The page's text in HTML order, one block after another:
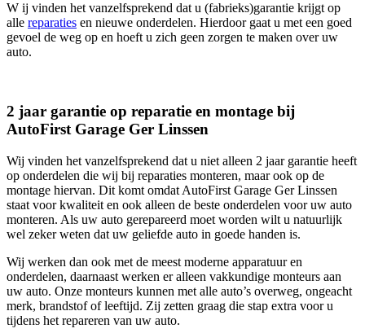
W ij vinden het vanzelfsprekend dat u (fabrieks)garantie krijgt op
alle reparaties en nieuwe onderdelen. Hierdoor gaat u met een goed
gevoel de weg op en hoeft u zich geen zorgen te maken over uw
auto.
2 jaar garantie op reparatie en montage bij
AutoFirst Garage Ger Linssen
Wij vinden het vanzelfsprekend dat u niet alleen 2 jaar garantie heeft
op onderdelen die wij bij reparaties monteren, maar ook op de
montage hiervan. Dit komt omdat AutoFirst Garage Ger Linssen
staat voor kwaliteit en ook alleen de beste onderdelen voor uw auto
monteren. Als uw auto gerepareerd moet worden wilt u natuurlijk
wel zeker weten dat uw geliefde auto in goede handen is.
Wij werken dan ook met de meest moderne apparatuur en
onderdelen, daarnaast werken er alleen vakkundige monteurs aan
uw auto. Onze monteurs kunnen met alle auto’s overweg, ongeacht
merk, brandstof of leeftijd. Zij zetten graag die stap extra voor u
tijdens het repareren van uw auto.